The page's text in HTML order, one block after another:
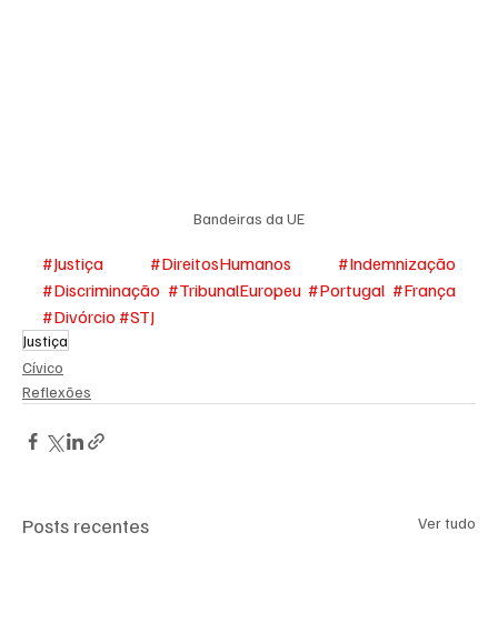
Bandeiras da UE
#Justiça #DireitosHumanos
#Indemnização
#Discriminação #TribunalEuropeu #Portugal #França
#Divórcio #STJ
Justiça
Cívico
Reflexões
Posts recentes Ver tudo